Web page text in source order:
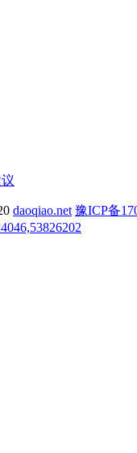
daoqiao.net 豫ICP备